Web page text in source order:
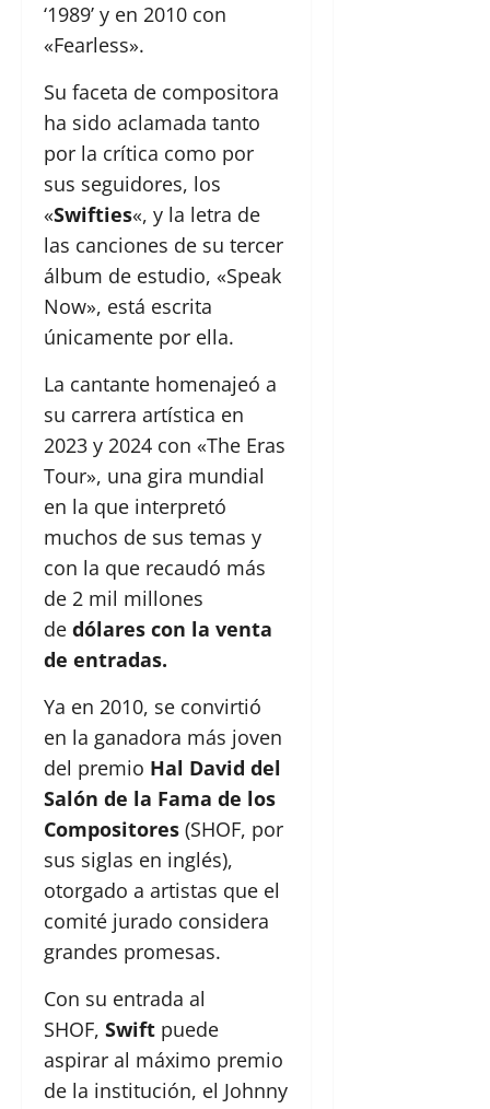
‘1989’ y en 2010 con
«Fearless».
Su faceta de compositora
ha sido aclamada tanto
por la crítica como por
sus seguidores, los
«Swifties«, y la letra de
las canciones de su tercer
álbum de estudio, «Speak
Now», está escrita
únicamente por ella.
La cantante homenajeó a
su carrera artística en
2023 y 2024 con «The Eras
Tour», una gira mundial
en la que interpretó
muchos de sus temas y
con la que recaudó más
de 2 mil millones
de dólares con la venta
de entradas.
Ya en 2010, se convirtió
en la ganadora más joven
del premio Hal David del
Salón de la Fama de los
Compositores (SHOF, por
sus siglas en inglés),
otorgado a artistas que el
comité jurado considera
grandes promesas.
Con su entrada al
SHOF, Swift puede
aspirar al máximo premio
de la institución, el Johnny